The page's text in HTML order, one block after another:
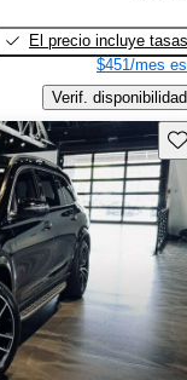
El precio incluye tasas
$451/mes
Verif. disponibilidad